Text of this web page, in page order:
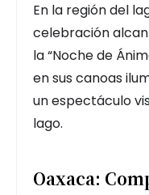
En la región del
celebración
la “Noche de
en sus canoas
un espectáculo
lago.
Oaxaca: